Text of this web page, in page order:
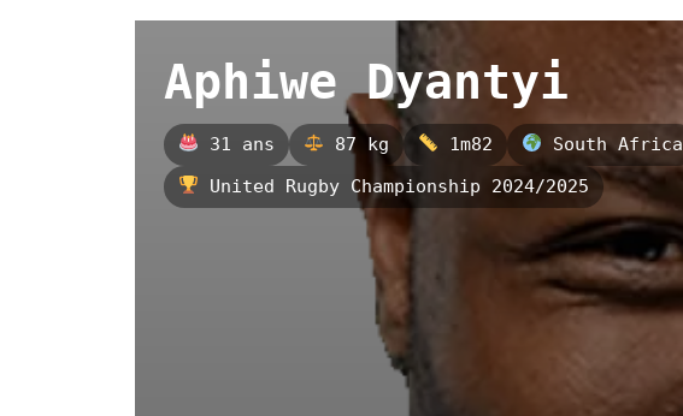
Aphiwe Dyantyi
31 ans 87 kg 1m82 South Africa
United Rugby Championship 2024/2025